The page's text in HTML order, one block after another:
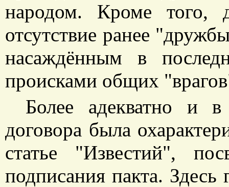
народом. Кроме того,
отсутствие ранее
насаждённым в
происками общих
Более адекватно и
договора была
статье "Известий",
подписания пакта. Здесь